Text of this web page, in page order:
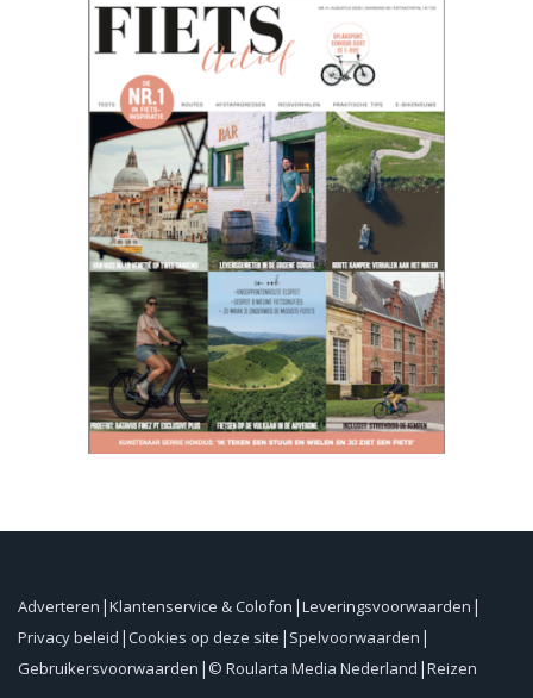
Adverteren Klantenservice & Colofon Leveringsvoorwaarden
Privacy beleid Cookies op deze site Spelvoorwaarden
Gebruikersvoorwaarden © Roularta Media Nederland Reizen